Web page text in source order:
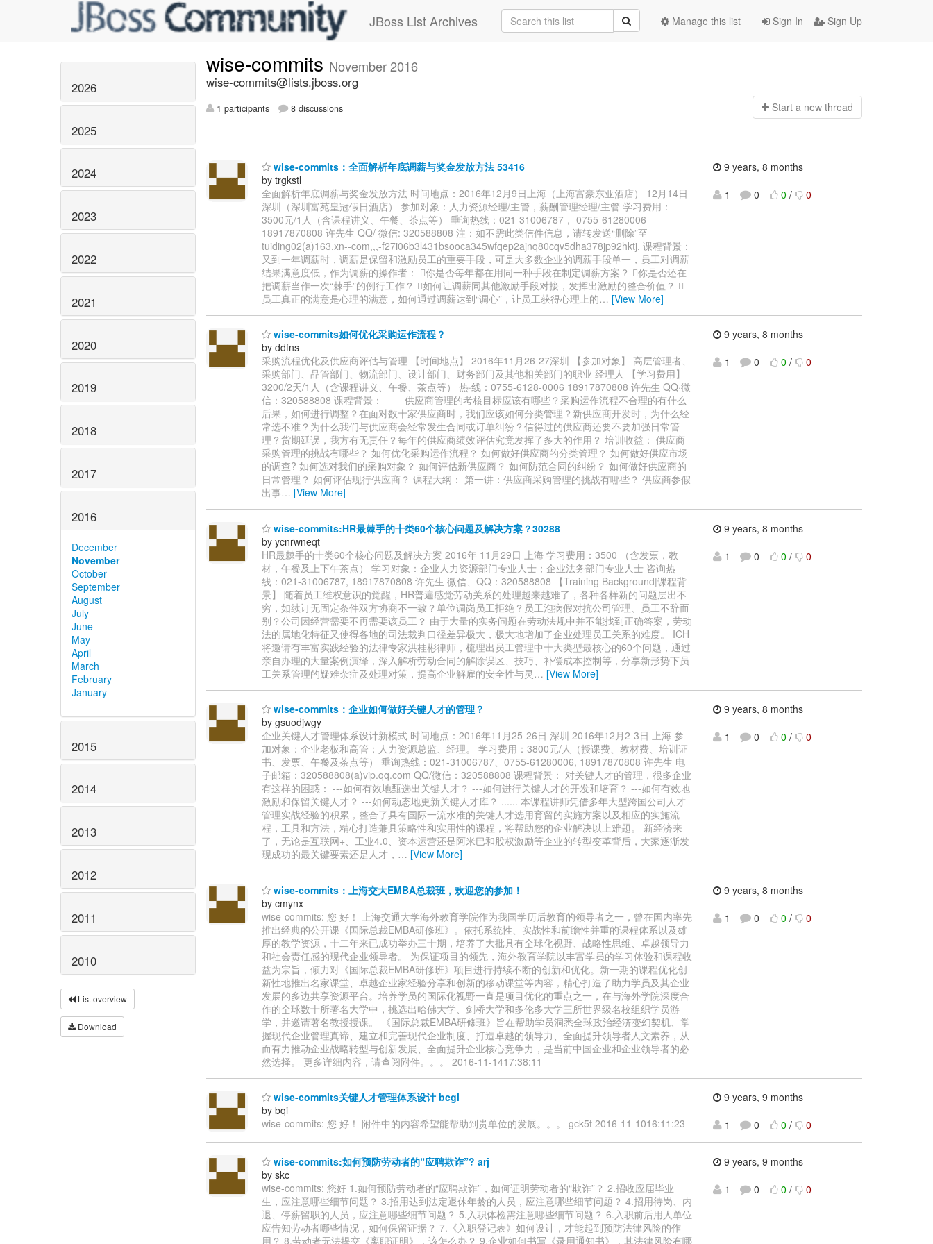
JBoss List Archives Sign In Sign Up
Manage this list
2026
2025
2024
2023
2022
2021
2020
2019
2018
2017
2016
December
November
October
September
August
July
June
May
April
March
February
January
2015
2014
2013
2012
2011
2010
List overview
Download
wise-commits November 2016
wise-commits@lists.jboss.org
1 participants 8 discussions Start a new thread
wise-commits：全面解析年底调薪与奖金发放方法 53416
by trgkstl
全面解析年底调薪与奖金发放方法 时间地点：2016年12月9日上海（上海富豪东亚酒店） 12月14日
深圳（深圳富苑皇冠假日酒店） 参加对象：人力资源经理/主管，薪酬管理经理/主管 学习费用：
3500元/1人（含课程讲义、午餐、茶点等） 垂询热线：021-31006787， 0755-61280006
18917870808 许先生 QQ/ 微信: 320588808 注：如不需此类信件信息，请转发送“删除”至
tuiding02(a)163.xn--com,,,-f27i06b3l431bsooca345wfqep2ajnq80cqv5dha378jp92hktj. 课程背景：
又到一年调薪时，调薪是保留和激励员工的重要手段，可是大多数企业的调薪手段单一，员工对调薪
结果满意度低，作为调薪的操作者： 你是否每年都在用同一种手段在制定调薪方案？ 你是否还在
把调薪当作一次“棘手”的例行工作？ 如何让调薪同其他激励手段对接，发挥出激励的整合价值？ 
员工真正的满意是心理的满意，如何通过调薪达到“调心”，让员工获得心理上的… [View More]
9 years, 8 months
1
0 0 / 0
wise-commits如何优化采购运作流程？
by ddfns
采购流程优化及供应商评估与管理 【时间地点】 2016年11月26-27深圳 【参加对象】 高层管理者、
采购部门、品管部门、物流部门、设计部门、财务部门及其他相关部门的职业 经理人 【学习费用】
3200/2天/1人（含课程讲义、午餐、茶点等） 热·线：0755-6128-0006 18917870808 许先生 QQ·微
信：320588808 课程背景： 供应商管理的考核目标应该有哪些？采购运作流程不合理的有什么
后果，如何进行调整？在面对数十家供应商时，我们应该如何分类管理？新供应商开发时，为什么经
常选不准？为什么我们与供应商会经常发生合同或订单纠纷？信得过的供应商还要不要加强日常管
理？货期延误，我方有无责任？每年的供应商绩效评估究竟发挥了多大的作用？ 培训收益： 供应商
采购管理的挑战有哪些？ 如何优化采购运作流程？ 如何做好供应商的分类管理？ 如何做好供应市场
的调查? 如何选对我们的采购对象？ 如何评估新供应商？ 如何防范合同的纠纷？ 如何做好供应商的
日常管理？ 如何评估现行供应商？ 课程大纲： 第一讲：供应商采购管理的挑战有哪些？ 供应商参假
出事… [View More]
9 years, 8 months
1
0 0 / 0
wise-commits:HR最棘手的十类60个核心问题及解决方案？30288
by ycnrwneqt
HR最棘手的十类60个核心问题及解决方案 2016年 11月29日 上海 学习费用：3500 （含发票，教
材，午餐及上下午茶点） 学习对象：企业人力资源部门专业人士；企业法务部门专业人士 咨询热
线：021-31006787, 18917870808 许先生 微信、QQ：320588808 【Training Background|课程背
景】 随着员工维权意识的觉醒，HR普遍感觉劳动关系的处理越来越难了，各种各样新的问题层出不
穷，如续订无固定条件双方协商不一致？单位调岗员工拒绝？员工泡病假对抗公司管理、员工不辞而
别？公司因经营需要不再需要该员工？ 由于大量的实务问题在劳动法规中并不能找到正确答案，劳动
法的属地化特征又使得各地的司法裁判口径差异极大，极大地增加了企业处理员工关系的难度。 ICH
将邀请有丰富实践经验的法律专家洪桂彬律师，梳理出员工管理中十大类型最核心的60个问题，通过
亲自办理的大量案例演绎，深入解析劳动合同的解除误区、技巧、补偿成本控制等，分享新形势下员
工关系管理的疑难杂症及处理对策，提高企业解雇的安全性与灵 … [View More]
9 years, 8 months
1
0 0 / 0
wise-commits：企业如何做好关键人才的管理？
by gsuodjwgy
企业关键人才管理体系设计新模式 时间地点：2016年11月25-26日 深圳 2016年12月2-3日 上海 参
加对象：企业老板和高管；人力资源总监、经理。 学习费用：3800元/人（授课费、教材费、培训证
书、发票、午餐及茶点等） 垂询热线：021-31006787、0755-61280006, 18917870808 许先生 电
子邮箱：320588808(a)vip.qq.com QQ/微信：320588808 课程背景： 对关键人才的管理，很多企业
有这样的困惑： ---如何有效地甄选出关键人才？ ---如何进行关键人才的开发和培育？ ---如何有效地
激励和保留关键人才？ ---如何动态地更新关键人才库？ ...... 本课程讲师凭借多年大型跨国公司人才
管理实战经验的积累，整合了具有国际一流水准的关键人才选用育留的实施方案以及相应的实施流
程，工具和方法，精心打造兼具策略性和实用性的课程，将帮助您的企业解决以上难题。 新经济来
了，无论是互联网+、工业4.0、资本运营还是阿米巴和股权激励等企业的转型变革背后，大家逐渐发
现成功的最关键要素还是人才， … [View More]
9 years, 8 months
1
0 0 / 0
wise-commits：上海交大EMBA总裁班，欢迎您的参加！
by cmynx
wise-commits: 您 好！ 上海交通大学海外教育学院作为我国学历后教育的领导者之一，曾在国内率先
推出经典的公开课《国际总裁EMBA研修班》。依托系统性、实战性和前瞻性并重的课程体系以及雄
厚的教学资源，十二年来已成功举办三十期，培养了大批具有全球化视野、战略性思维、卓越领导力
和社会责任感的现代企业领导者。 为保证项目的领先，海外教育学院以丰富学员的学习体验和课程收
益为宗旨，倾力对《国际总裁EMBA研修班》项目进行持续不断的创新和优化。新一期的课程优化创
新性地推出名家课堂、卓越企业家经验分享和创新的移动课堂等内容，精心打造了助力学员及其企业
发展的多边共享资源平台。培养学员的国际化视野一直是项目优化的重点之一，在与海外学院深度合
作的全球数十所著名大学中，挑选出哈佛大学、剑桥大学和多伦多大学三所世界级名校组织学员游
学，并邀请著名教授授课。 《国际总裁EMBA研修班》旨在帮助学员洞悉全球政治经济变幻契机、掌
握现代企业管理真谛、建立和完善现代企业制度、打造卓越的领导力、全面提升领导者人文素养，从
而有力推动企业战略转型与创新发展、全面提升企业核心竞争力，是当前中国企业和企业领导者的必
然选择。 更多详细内容，请查阅附件。。。 2016-11-1417:38:11
9 years, 8 months
1
0 0 / 0
wise-commits关键人才管理体系设计 bcgl
by bqi
wise-commits: 您 好！ 附件中的内容希望能帮助到贵单位的发展。。。 gck5t 2016-11-1016:11:23
9 years, 9 months
1
0 0 / 0
wise-commits:如何预防劳动者的“应聘欺诈”? arj
by skc
wise-commits: 您好 1.如何预防劳动者的“应聘欺诈”，如何证明劳动者的“欺诈”？ 2.招收应届毕业
生，应注意哪些细节问题？ 3.招用达到法定退休年龄的人员，应注意哪些细节问题？ 4.招用待岗、内
退、停薪留职的人员，应注意哪些细节问题？ 5.入职体检需注意哪些细节问题？ 6.入职前后用人单位
应告知劳动者哪些情况，如何保留证据？ 7.《入职登记表》如何设计，才能起到预防法律风险的作
用？ 8.劳动者无法提交《离职证明》，该怎么办？ 9.企业如何书写《录用通知书》，其法律风险有哪
9 years, 9 months
1
0 0 / 0